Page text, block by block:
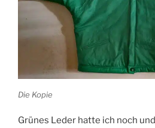
Die Kopie
Grünes Leder hatte ich noch